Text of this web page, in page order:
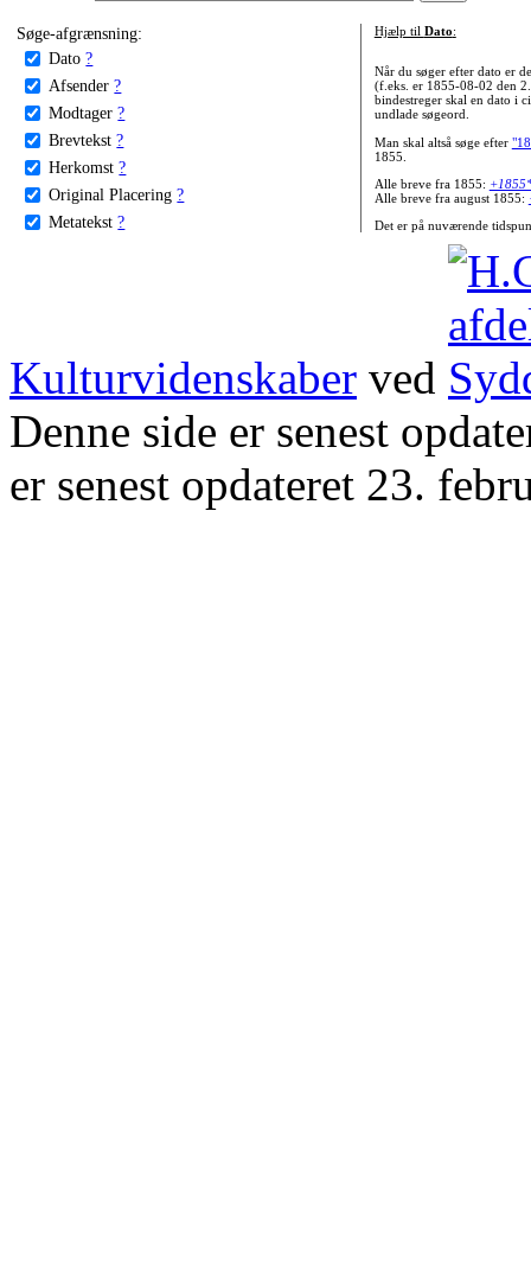
Søge-afgrænsning:
Dato ?
Afsender ?
Modtager ?
Brevtekst ?
Herkomst ?
Original Placering ?
Metatekst ?
Hjælp til Dato:
Når du søger efter dato er
(f.eks. er 1855-08-02 den
bindestreger skal en dato i
undlade søgeord.
Man skal altså søge efter
1855.
Alle breve fra 1855:
Alle breve fra august 1855:
Det er på nuværende
Kulturvidenskaber ved
Denne side er senest
er senest opdateret 23.